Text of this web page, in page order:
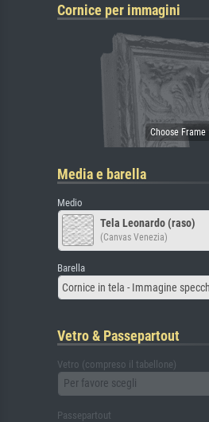
Cornice per immagini
Media e barella
Medio
Tela Leonardo (raso)
(Canvas Venezia)
Barella
Cornice in tela - Immagine
Vetro & Passepartout
Vetro (compreso il tabellone)
Per favore scegli
Passepartout